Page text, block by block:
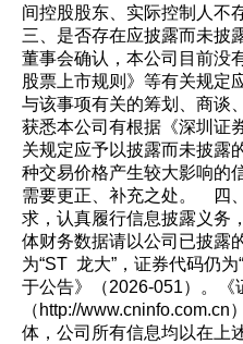
间控股股东、实际控制人
三、是否存在应披露而未
董事会确认，本公司目前没
股票上市规则》等有关规定
与该事项有关的筹划、商谈
获悉本公司有根据《深圳证
关规定应予以披露而未披露
种交易价格产生较大影响的
需要更正、补充之处。 四
求，认真履行信息披露义务
体财务数据请以公司已披露
为“ST 龙大”，证券代码仍
于公告》（2026-051）。
（http://
体，公司所有信息均以在上